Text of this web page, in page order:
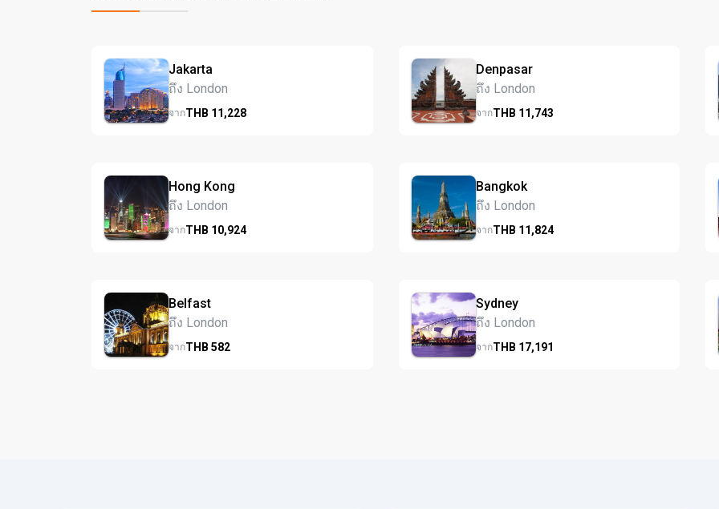
Jakarta
ถึง London
จากTHB 11,228
Denpasar
ถึง London
จากTHB 11,743
Hong Kong
ถึง London
จากTHB 10,924
Bangkok
ถึง London
จากTHB 11,824
Belfast
ถึง London
จากTHB 582
Sydney
ถึง London
จากTHB 17,191